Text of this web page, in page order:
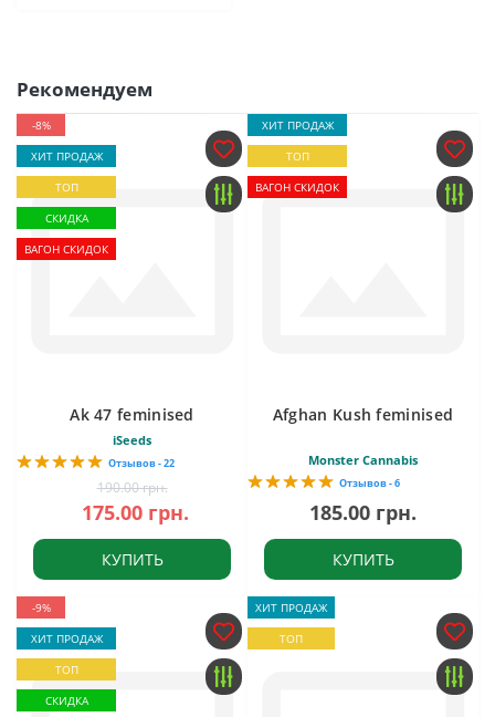
Рекомендуем
-8%
ХИТ ПРОДАЖ
ТОП
СКИДКА
ВАГОН СКИДОК
Ak 47 feminised
iSeeds
Отзывов - 22
190.00 грн.
175.00 грн.
КУПИТЬ
ХИТ ПРОДАЖ
ТОП
ВАГОН СКИДОК
Afghan Kush feminised
Monster Cannabis
Отзывов - 6
185.00 грн.
КУПИТЬ
-9%
ХИТ ПРОДАЖ
ТОП
СКИДКА
ХИТ ПРОДАЖ
ТОП